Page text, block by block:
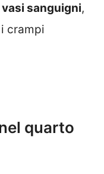
sanguigni,
crampi
quarto